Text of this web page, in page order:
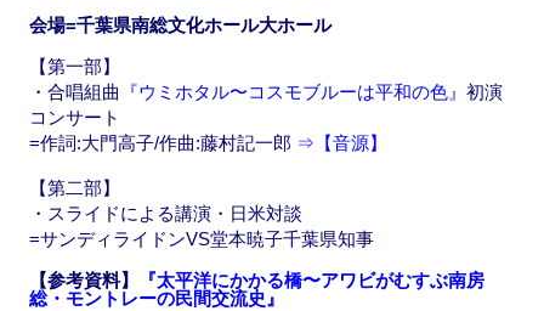
会場=千葉県南総文化ホール大ホール
【第一部】
・合唱組曲
『ウミホタル〜コスモブルーは平和の色』 初演
コンサート
=作詞:大門高子/作曲:藤村記一郎 ⇒【音源】
【第二部】
・スライドによる講演・日米対談
=サンディライドンVS堂本暁子千葉県知事
【参考資料】
『太平洋にかかる橋〜アワビがむすぶ南房
総・モントレーの民間交流史』